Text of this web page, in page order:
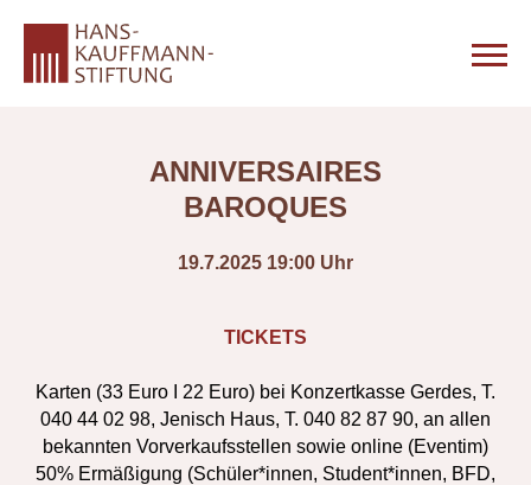
ANNIVERSAIRES
BAROQUES
19.7.2025 19:00 Uhr
TICKETS
Karten (33 Euro I 22 Euro) bei Konzertkasse Gerdes, T.
040 44 02 98, Jenisch Haus, T. 040 82 87 90, an allen
bekannten Vorverkaufsstellen sowie online (Eventim)
50% Ermäßigung (Schüler*innen, Student*innen, BFD,